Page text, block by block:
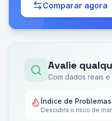
Comparar agora
Avalie
Com dados reais
Índice de Problemas
Descubra o risco de